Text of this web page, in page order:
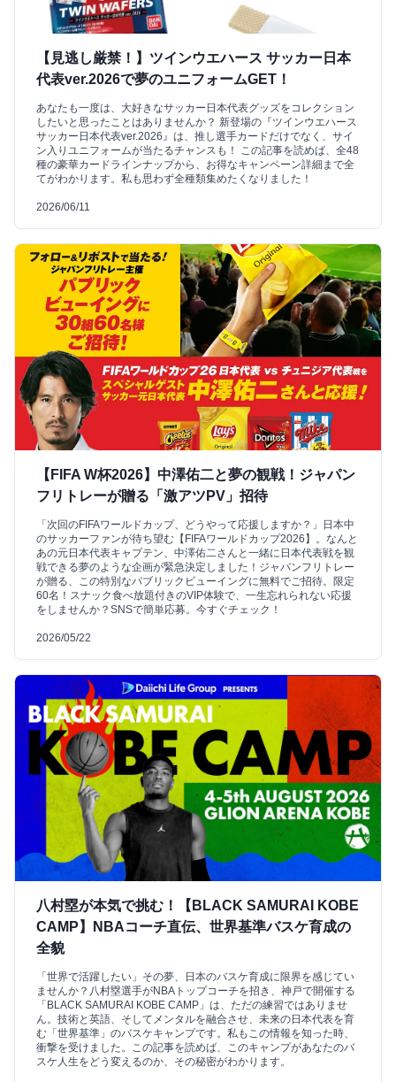
【見逃し厳禁！】ツインウエハース サッカー日本
代表ver.2026で夢のユニフォームGET！
あなたも一度は、大好きなサッカー日本代表グッズをコレクション
したいと思ったことはありませんか？ 新登場の『ツインウエハース
サッカー日本代表ver.2026』は、推し選手カードだけでなく、サイ
ン入りユニフォームが当たるチャンスも！ この記事を読めば、全48
種の豪華カードラインナップから、お得なキャンペーン詳細まで全
てがわかります。私も思わず全種類集めたくなりました！
2026/06/11
【FIFA W杯2026】中澤佑二と夢の観戦！ジャパン
フリトレーが贈る「激アツPV」招待
「次回のFIFAワールドカップ、どうやって応援しますか？」日本中
のサッカーファンが待ち望む【FIFAワールドカップ2026】。なんと
あの元日本代表キャプテン、中澤佑二さんと一緒に日本代表戦を観
戦できる夢のような企画が緊急決定しました！ジャパンフリトレー
が贈る、この特別なパブリックビューイングに無料でご招待。限定
60名！スナック食べ放題付きのVIP体験で、一生忘れられない応援
をしませんか？SNSで簡単応募。今すぐチェック！
2026/05/22
八村塁が本気で挑む！【BLACK SAMURAI KOBE
CAMP】NBAコーチ直伝、世界基準バスケ育成の
全貌
「世界で活躍したい」その夢、日本のバスケ育成に限界を感じてい
ませんか？八村塁選手がNBAトップコーチを招き、神戸で開催する
「BLACK SAMURAI KOBE CAMP」は、ただの練習ではありませ
ん。技術と英語、そしてメンタルを融合させ、未来の日本代表を育
む「世界基準」のバスケキャンプです。私もこの情報を知った時、
衝撃を受けました。この記事を読めば、このキャンプがあなたのバ
スケ人生をどう変えるのか、その秘密がわかります。